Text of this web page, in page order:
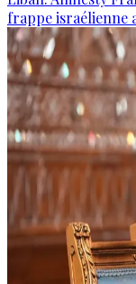
frappe israélienne